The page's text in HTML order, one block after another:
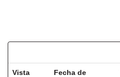
Vista
Fecha de